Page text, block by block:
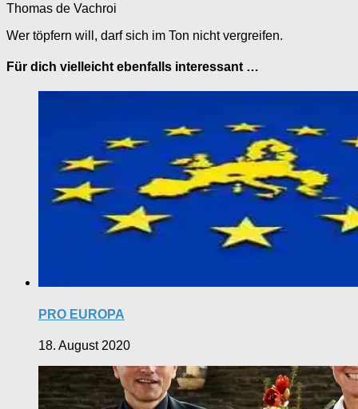
Thomas de Vachroi
Wer töpfern will, darf sich im Ton nicht vergreifen.
Für dich vielleicht ebenfalls interessant …
PRO EUROPA
18. August 2020